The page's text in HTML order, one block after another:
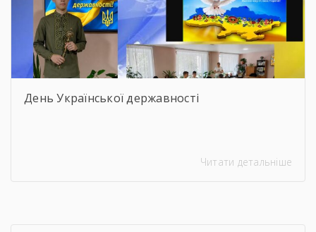
День Української державності
Читати детальніше